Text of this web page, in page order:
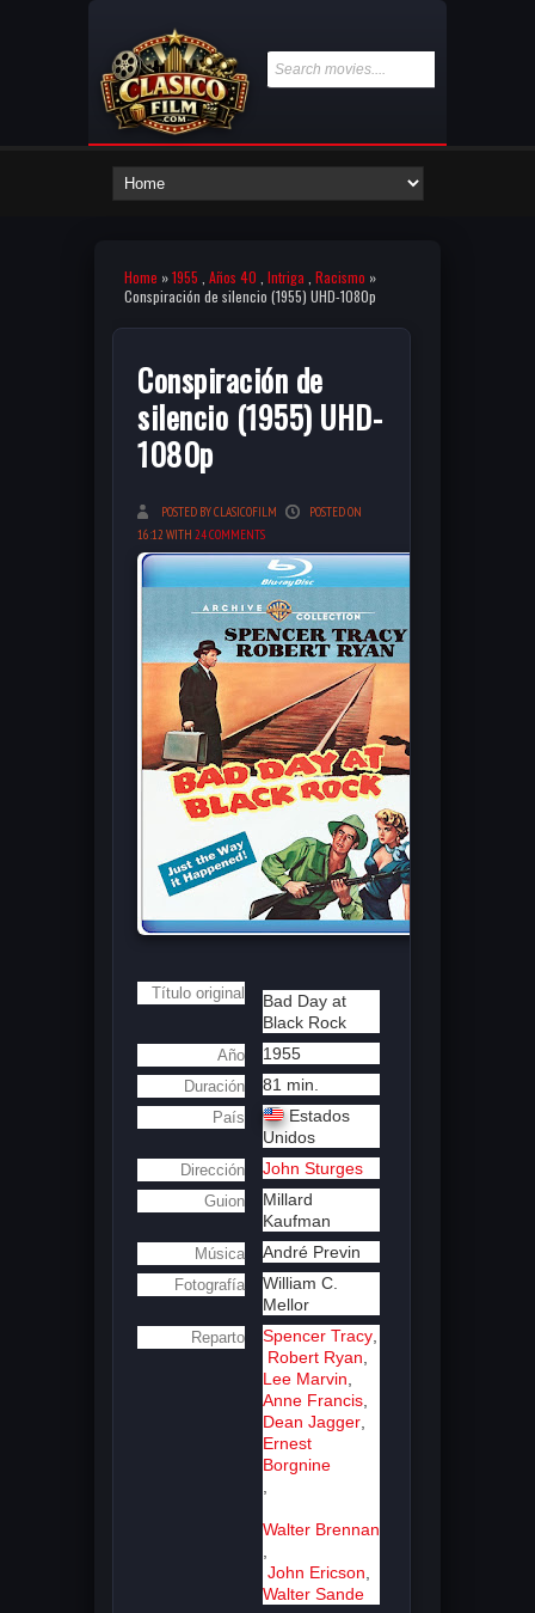
Home »1955 Años 40 Intriga Racismo »
Conspiración de silencio (1955) UHD-1080p
Conspiración de
silencio (1955) UHD-
1080p
POSTED BY CLASICOFILM
POSTED ON
16:12 WITH 24 COMMENTS
Título original
Bad Day at
Black Rock
Año 1955
Duración 81 min.
País
Estados
Unidos
Dirección John Sturges
Guion
Millard
Kaufman
Música André Previn
Fotografía
William C.
Mellor
Reparto Spencer Tracy
Robert Ryan
Lee Marvin
Anne Francis
Dean Jagger
Ernest
Borgnine
Walter Brennan
John Ericson
Walter Sande